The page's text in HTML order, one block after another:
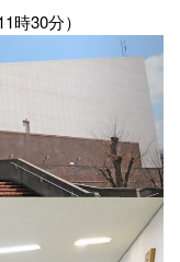
30分）